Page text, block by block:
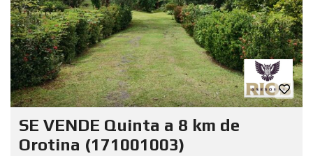
SE VENDE Quinta a 8 km de
Orotina (171001003)